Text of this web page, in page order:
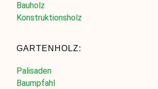
Bauholz
Konstruktionsholz
GARTENHOLZ:
Palisaden
Baumpfahl